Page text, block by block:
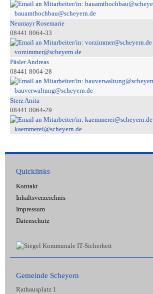
bauamthochbau@scheyern.de
Neumayr Rosemarie
08441 8064-33
vorzimmer@scheyern.de
Päsler Andreas
08441 8064-28
bauverwaltung@scheyern.de
Sterz Anita
08441 8064-29
kaemmerei@scheyern.de
Quicklinks
Kontakt
Inhaltsverzeichnis
Impressum
Datenschutz
Gemeinde Scheyern
Rathausplatz 1